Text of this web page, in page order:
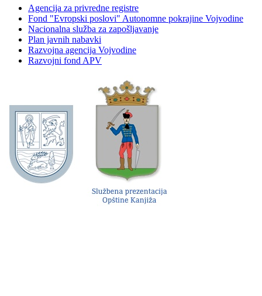
Agencija za privredne registre
Fond "Evropski poslovi" Autonomne pokrajine Vojvodine
Nacionalna služba za zapošljavanje
Plan javnih nabavki
Razvojna agencija Vojvodine
Razvojni fond APV